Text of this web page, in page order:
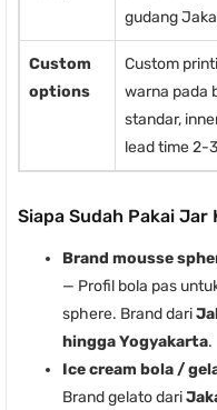
gudang
Custom
options
Custom
warna pada
standar,
lead time 2-
Siapa Sudah Pakai Jar
Brand mousse
— Profil bola pas
sphere. Brand dari
hingga Yogyakarta.
Ice cream bola /
Brand gelato dari